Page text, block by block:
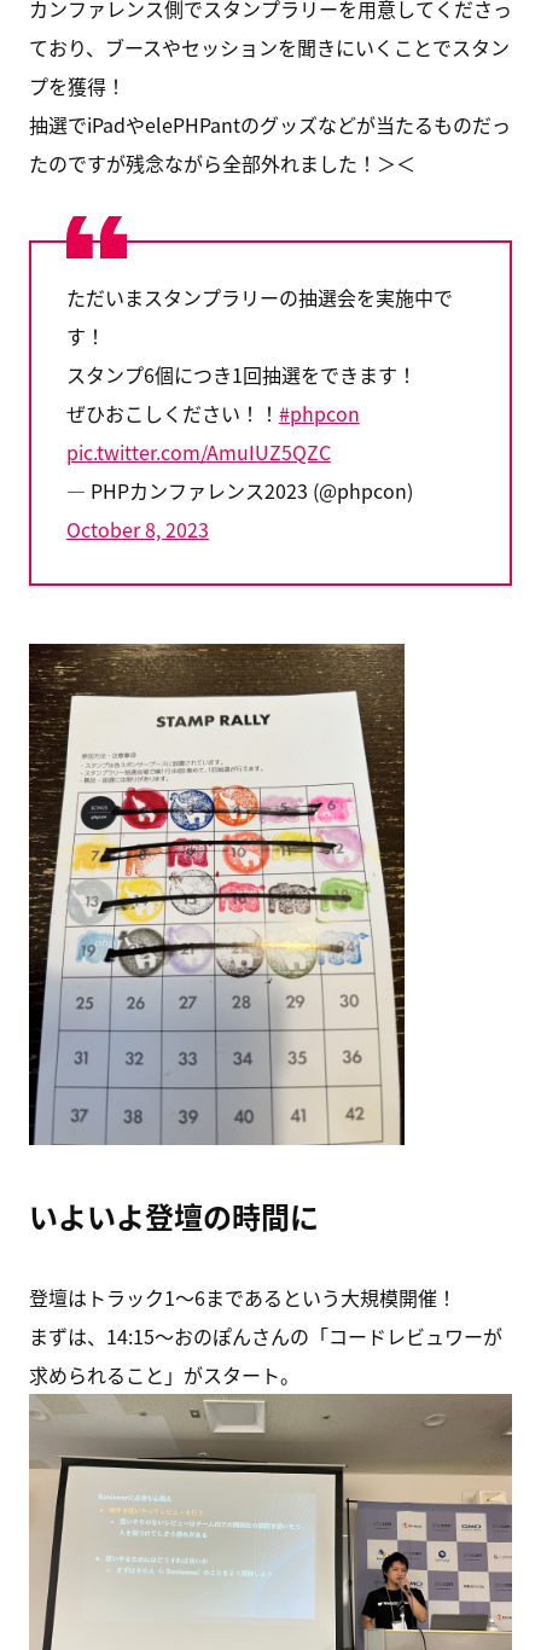
カンファレンス側でスタンプラリーを用意してくださっ
ており、ブースやセッションを聞きにいくことでスタン
プを獲得！
抽選でiPadやelePHPantのグッズなどが当たるものだっ
たのですが残念ながら全部外れました！＞＜
ただいまスタンプラリーの抽選会を実施中で
す！
スタンプ6個につき1回抽選をできます！
ぜひおこしください！！ #phpcon
pic.twitter.com/AmuIUZ5QZC
— PHPカンファレンス2023 (@phpcon)
October 8, 2023
いよいよ登壇の時間に
登壇はトラック1〜6まであるという大規模開催！
まずは、14:15〜おのぽんさんの「コードレビュワーが
求められること」がスタート。